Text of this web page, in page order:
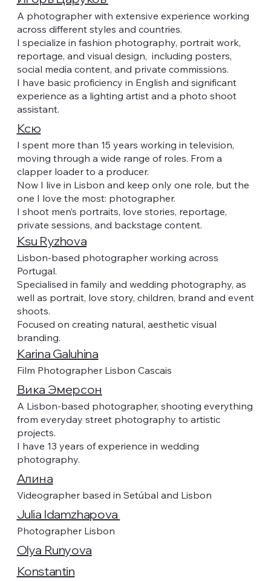
A photographer with extensive experience working
across different styles and countries.
I specialize in fashion photography, portrait work,
reportage, and visual design, including posters,
social media content, and private commissions.
I have basic proficiency in English and significant
experience as a lighting artist and a photo shoot
assistant.
Ксю
I spent more than 15 years working in television,
moving through a wide range of roles. From a
clapper loader to a producer.
Now I live in Lisbon and keep only one role, but the
one I love the most: photographer.
I shoot men’s portraits, love stories, reportage,
private sessions, and backstage content.
Ksu Ryzhova
Lisbon-based photographer working across
Portugal.
Specialised in family and wedding photography, as
well as portrait, love story, children, brand and event
shoots.
Focused on creating natural, aesthetic visual
branding.
Karina Galuhina
Film Photographer Lisbon Cascais
Вика Эмерсон
A Lisbon-based photographer, shooting everything
from everyday street photography to artistic
projects.
I have 13 years of experience in wedding
photography.
Алина
Videographer based in Setúbal and Lisbon
Julia Idamzhapova
Photographer Lisbon
Olya Runyova
Konstantin